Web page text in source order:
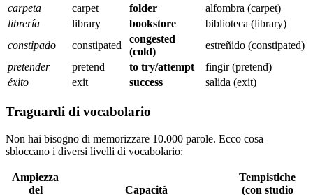
carpeta
carpet folder
alfombra (carpet)
librería
library bookstore
biblioteca (library)
constipado
constipated
congested
(cold)
estreñido (constipated)
pretender
pretend to try/attempt
fingir (pretend)
éxito
exit success salida (exit)
Traguardi di vocabolario
Non hai bisogno di memorizzare 10.000 parole. Ecco cosa
sbloccano i diversi livelli di vocabolario:
Ampiezza
del
Capacità
Tempistiche
(con studio